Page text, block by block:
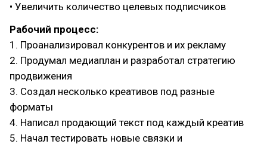
• Увеличить количество целевых подписчиков
Рабочий процесс:
1. Проанализировал конкурентов и их рекламу
2. Продумал медиаплан и разработал стратегию
продвижения
3. Создал несколько креативов под разные
форматы
4. Написал продающий текст под каждый креатив
5. Начал тестировать новые связки и